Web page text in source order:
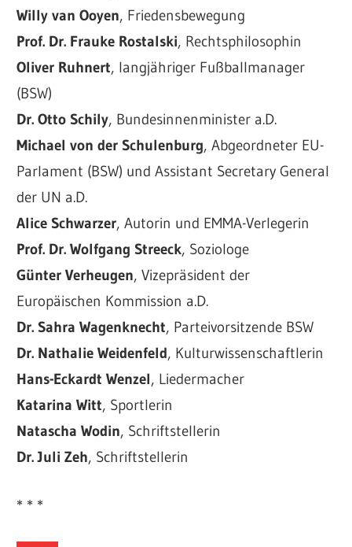
Willy van Ooyen, Friedensbewegung
Prof. Dr. Frauke Rostalski, Rechtsphilosophin
Oliver Ruhnert, langjähriger Fußballmanager
(BSW)
Dr. Otto Schily, Bundesinnenminister a.D.
Michael von der Schulenburg, Abgeordneter EU-
Parlament (BSW) und Assistant Secretary General
der UN a.D.
Alice Schwarzer, Autorin und EMMA-Verlegerin
Prof. Dr. Wolfgang Streeck, Soziologe
Günter Verheugen, Vizepräsident der
Europäischen Kommission a.D.
Dr. Sahra Wagenknecht, Parteivorsitzende BSW
Dr. Nathalie Weidenfeld, Kulturwissenschaftlerin
Hans-Eckardt Wenzel, Liedermacher
Katarina Witt, Sportlerin
Natascha Wodin, Schriftstellerin
Dr. Juli Zeh, Schriftstellerin
* * *